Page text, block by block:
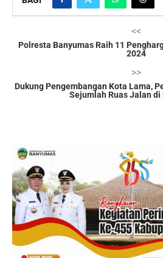
<<
Polresta Banyumas Raih 11
2024
>>
Dukung Pengembangan Kota Lama,
Sejumlah Ruas Jalan di